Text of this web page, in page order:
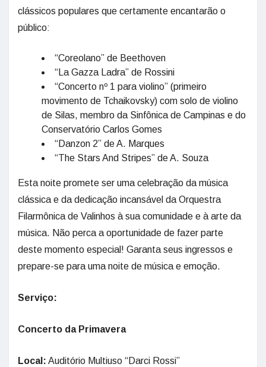
clássicos populares que certamente encantarão o
público:
“Coreolano” de Beethoven
“La Gazza Ladra” de Rossini
“Concerto nº 1 para violino” (primeiro
movimento de Tchaikovsky) com solo de violino
de Silas, membro da Sinfônica de Campinas e do
Conservatório Carlos Gomes
“Danzon 2” de A. Marques
“The Stars And Stripes” de A. Souza
Esta noite promete ser uma celebração da música
clássica e da dedicação incansável da Orquestra
Filarmônica de Valinhos à sua comunidade e à arte da
música. Não perca a oportunidade de fazer parte
deste momento especial! Garanta seus ingressos e
prepare-se para uma noite de música e emoção.
Serviço:
Concerto da Primavera
Local: Auditório Multiuso “Darci Rossi”